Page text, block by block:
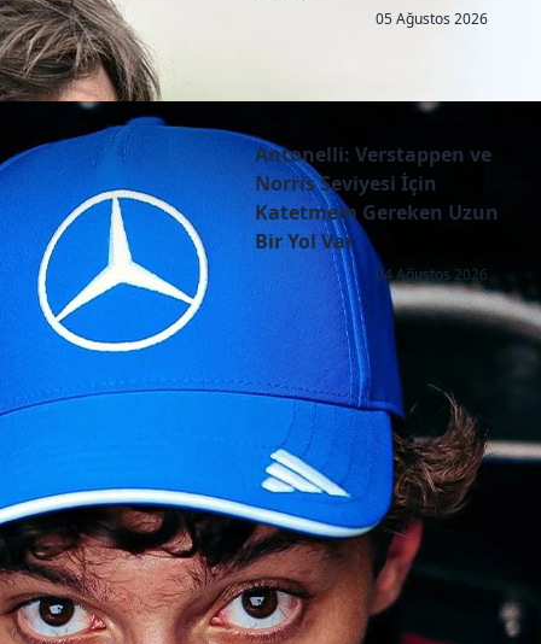
05 Ağustos 2026
Antonelli: Verstappen ve
Norris Seviyesi İçin
Katetmem Gereken Uzun
Bir Yol Var
04 Ağustos 2026
Copyright © 2026 - All right reserved by RaceResult